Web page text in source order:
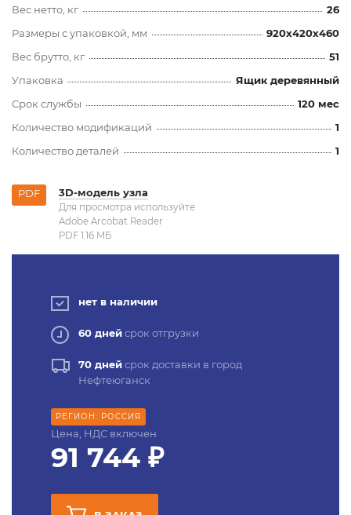
Вес нетто, кг
26
Размеры с упаковкой, мм
920x420x460
Вес брутто, кг
51
Упаковка
Ящик деревянный
Срок службы
120 мес
Количество модификаций
1
Количество деталей
1
PDF 3D-модель узла
Для просмотра используйте
Adobe Arcobat Reader
PDF 1.16 MБ
нет в наличии
60 днейсрок отгрузки
70 днейсрок доставки в город
Нефтеюганск
РЕГИОН: РОССИЯ
Цена, НДС включен
91 744 ₽